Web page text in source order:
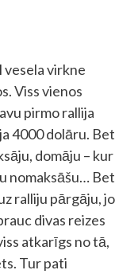
vesela virkne
Viss vienos
pirmo rallija
4000 dolāru. Bet
domāju – kur
nomaksāšu… Bet
ralliju pārgāju, jo
divas reizes
atkarīgs no tā,
Tur pati